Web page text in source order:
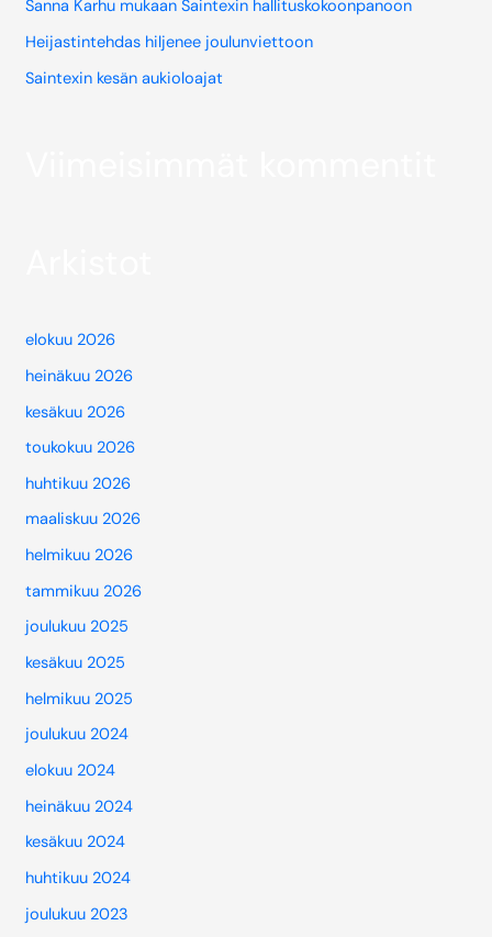
Sanna Karhu mukaan Saintexin hallituskokoonpanoon
Heijastintehdas hiljenee joulunviettoon
Saintexin kesän aukioloajat
elokuu 2026
heinäkuu 2026
kesäkuu 2026
toukokuu 2026
huhtikuu 2026
maaliskuu 2026
helmikuu 2026
tammikuu 2026
joulukuu 2025
kesäkuu 2025
helmikuu 2025
joulukuu 2024
elokuu 2024
heinäkuu 2024
kesäkuu 2024
huhtikuu 2024
joulukuu 2023